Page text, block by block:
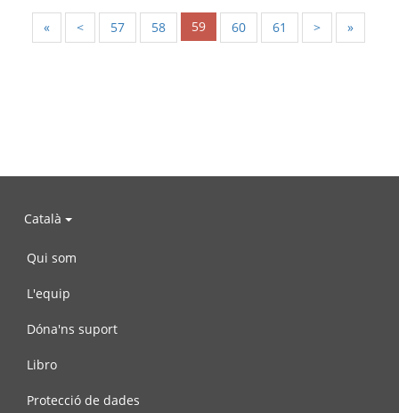
« < 57 58 59 60 61 > »
Català
Qui som
L'equip
Dóna'ns suport
Libro
Protecció de dades